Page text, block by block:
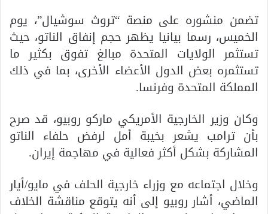
تضمن منشوره على منصة “تروث سوشيال”، يوم
الخميس، رسما بيانيا يظهر حجم إنفاق الناتو، حيث
تستثمر الولايات المتحدة مبالغ تفوق بكثير ما
تستثمره بعض الدول الأعضاء الأخرى، بما في ذلك
المملكة المتحدة وفرنسا.
وكان وزير الخارجية الأمريكي ماركو روبيو، قد صرح
بأن ترامب يشعر بخيبة أمل لرفض حلفاء الناتو
المشاركة بشكل أكثر فعالية في مهاجمة إيران.
وخلال اجتماعه مع وزراء خارجية الحلف في مايو/أيار
الماضي، أشار روبيو إلى أنه يتوقع مناقشة الخلاف